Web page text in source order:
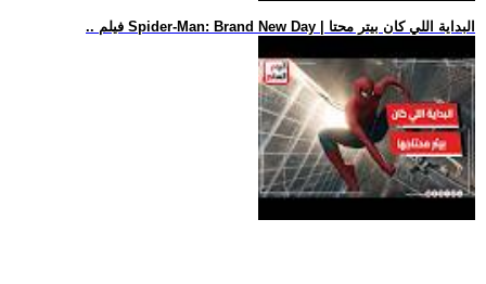
.. فيلم Spider-Man: Brand New Day | البداية اللي كان بيتر محتا